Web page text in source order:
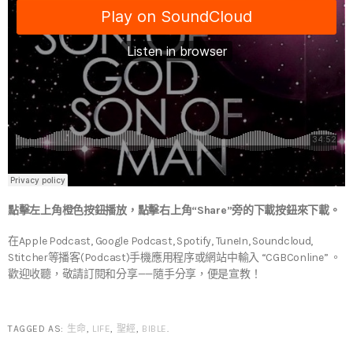
點擊左上角橙色按鈕播放，點擊右上角“Share”旁的下載按鈕來下載。
在Apple Podcast, Google Podcast, Spotify, TuneIn, Soundcloud,
Stitcher等播客(Podcast)手機應用程序或網站中輸入 “CGBConline” 。
歡迎收聽，敬請訂閱和分享——隨手分享，便是宣教！
TAGGED AS: 生命, LIFE, 聖經, BIBLE.